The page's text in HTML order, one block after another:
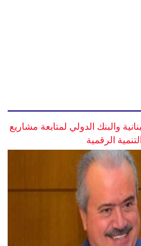
والبنك الدولي لمتابعة مشاريع